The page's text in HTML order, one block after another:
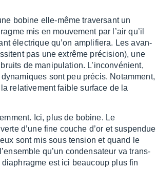
bobine elle-même traver­sant un
mis en mouve­ment par l’air qu’il
élec­trique qu’on ampli­fiera. Les avan­
pas une extrême préci­sion), une
de mani­pu­la­tion. L’in­con­vé­nient,
sont peu précis. Notam­ment,
rela­ti­ve­ment faible surface de la
Ici, plus de bobine. Le
d’une fine couche d’or et suspen­due
sont mis sous tension et quand le
qu’un conden­sa­teur va trans­
est ici beau­coup plus fin